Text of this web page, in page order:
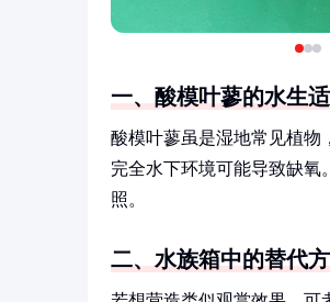
一、酸模叶蓼的水生
酸模叶蓼虽是湿地常见植物
完全水下环境可能导致缺氧
照。
二、水族箱中的替代